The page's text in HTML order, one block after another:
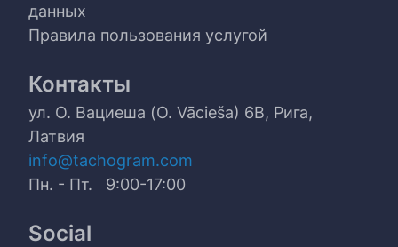
данных
Правила пользования услугой
Контакты
ул. О. Вациеша (O. Vācieša) 6B, Рига,
Латвия
info@tachogram.com
Пн. - Пт. 9:00-17:00
Social